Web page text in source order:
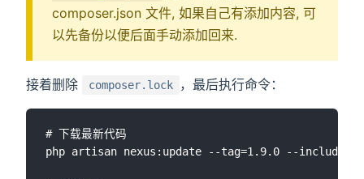
composer.json 文件, 如果自己有添加内容, 可
以先备份以便后面手动添加回来.
接着删除 composer.lock ，最后执行命令：
# 下载最新代码
php artisan nexus:update --tag=1.9.0 --